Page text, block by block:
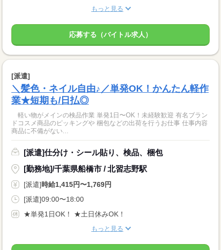
もっと見る
応募する（バイトル求人）
[派遣]
＼髪色・ネイル自由♪／単発OK！かんたん軽作
業★短期も/日払◎
軽い物がメインの検品作業 単発1日〜OK！未経験歓迎 有名ブラン
ドコスメ商品のピッキングや 梱包などの出荷を行うお仕事 仕事内容
商品に不備がない...
[派遣]仕分け・シール貼り、検品、梱包
[勤務地]/千葉県船橋市 / 北習志野駅
[派遣]時給1,415円〜1,769円
[派遣]09:00〜18:00
★単発1日OK！ ★土日休みOK！
もっと見る